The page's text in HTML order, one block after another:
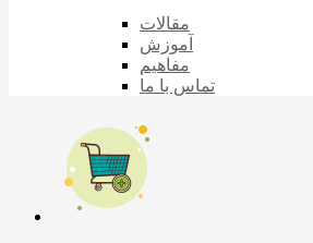
مقالات
آموزش
مفاهیم
تماس با ما